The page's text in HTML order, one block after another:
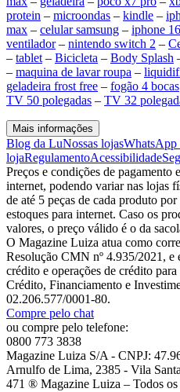
protein – microondas – kindle –
max – celular samsung – iphone
ventilador– nintendo switch 2 –
– tablet – Bicicleta – Body Splash
– maquina de lavar roupa –
geladeira frost free – fogão 4 bocas
TV 50 polegadas – TV 32
Mais informações
Blog da LuNossas lojasWhatsApp
lojaRegulamentoAcessibilidade
Preços e condições de pagamento
internet, podendo variar nas lojas
de até 5 peças de cada produto
estoques para internet. Caso os
valores, o preço válido é o da
O Magazine Luiza atua como
Resolução CMN nº 4.935/2021, e
crédito e operações de crédito
Crédito, Financiamento e
02.206.577/0001-80.
Compre pelo chat
ou compre pelo telefone:
0800 773 3838
Magazine Luiza S/A - CNPJ:
Arnulfo de Lima, 2385 - Vila
471 ® Magazine Luiza – Todos os